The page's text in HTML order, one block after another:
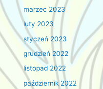
marzec 2023
luty 2023
styczeń 2023
grudzień 2022
listopad 2022
październik 2022